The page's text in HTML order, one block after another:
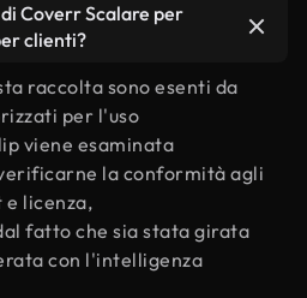
Coverr Scalare per
clienti?
raccolta sono esenti da
per l'uso
viene esaminata
la conformità agli
licenza,
fatto che sia stata girata
con l'intelligenza